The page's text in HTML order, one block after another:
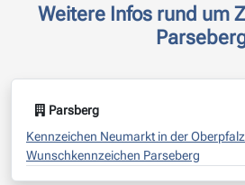
Weitere Infos rund um
Parsberg
Kennzeichen Neumarkt in der Oberpfalz
Wunschkennzeichen Parseberg